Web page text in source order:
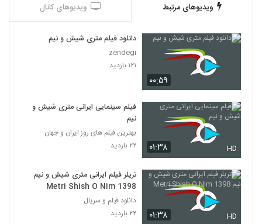
ویدیوهای مرتبط ویدیوهای کانال
۰۰:۵۹
دانلود فیلم متری شیش و نیم
zendegi
۱۲۱ بازدید
۰۱:۳۸ HD
فیلم سینمایی ایرانی متری شیش و
نیم
بهترین فیلم های روز ایران و جهان
۲۲ بازدید
۰۱:۳۸ HD
تریلر فیلم ایرانی متری شیش و نیم
Metri Shish O Nim 1398
دانلود فیلم و سریال
۲۲ بازدید